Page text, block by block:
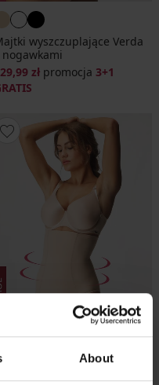
About
wyszczuplające Verda
nogawkami
zł promocja 3+1